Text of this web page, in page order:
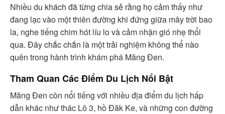
Nhiều du khách đã từng chia sẻ rằng họ cảm thấy như
đang lạc vào một thiên đường khi đứng giữa mây trời bao
la, nghe tiếng chim hót líu lo và cảm nhận gió nhẹ thổi
qua. Đây chắc chắn là một trải nghiệm không thể nào
quên trong hành trình khám phá Măng Đen.
Tham Quan Các Điểm Du Lịch Nổi Bật
Măng Đen còn nổi tiếng với nhiều địa điểm du lịch hấp
dẫn khác như thác Lô 3, hồ Đăk Ke, và những con đường